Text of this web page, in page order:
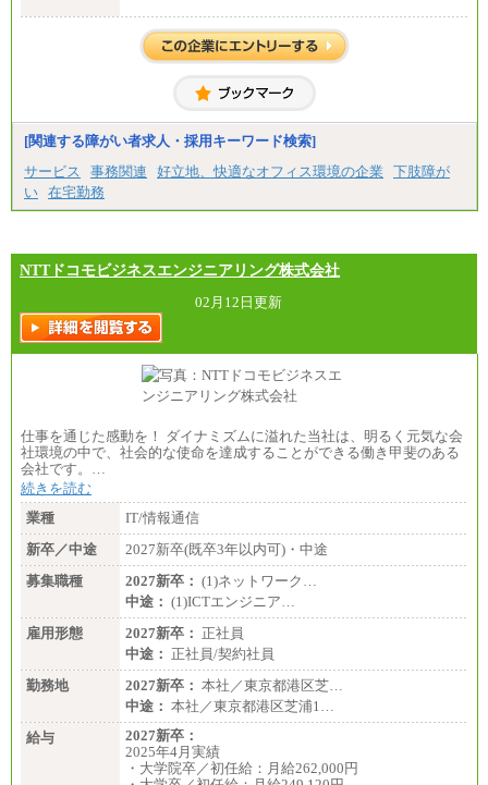
[関連する障がい者求人・採用キーワード検索]
サービス
事務関連 好立地、快適なオフィス環境の企業
下肢障が
い 在宅勤務
NTTドコモビジネスエンジニアリング株式会社
02月12日更新
仕事を通じた感動を！ ダイナミズムに溢れた当社は、明るく元気な会
社環境の中で、社会的な使命を達成することができる働き甲斐のある
会社です。…
続きを読む
業種
IT/情報通信
新卒／中途
2027新卒(既卒3年以内可)・中途
募集職種
2027新卒： (1)ネットワーク…
中途： (1)ICTエンジニア…
雇用形態
2027新卒： 正社員
中途： 正社員/契約社員
勤務地
2027新卒： 本社／東京都港区芝…
中途： 本社／東京都港区芝浦1…
給与
2027新卒：
2025年4月実績
・大学院卒／初任給：月給262,000円